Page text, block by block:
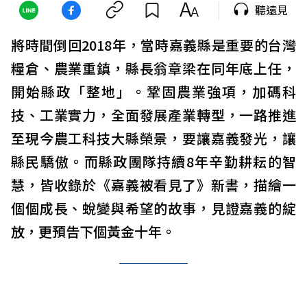
聽遠見
將時間倒回2018年，當時嘉義縣是重要的台灣
糧倉、農業重鎮，縣長翁章梁在同年底上任，
開始縣政「整地」。鞏固農業強項，加碼科
技、工業實力，全面發展產業轉型，一路推進
至現今農工科技大縣榮景，要讓嘉義發光，讓
縣民驕傲。而縣政團隊持續8年辛勤耕耘的智
慧，皆收錄於《嘉義被看見了》新書，描繪一
個個成長、蛻變與希望的故事，見證嘉義的綻
放，更預告下個黃金十年。